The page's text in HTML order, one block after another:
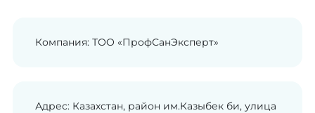
Компания: ТОО «ПрофСанЭксперт»
Адрес: Казахстан, район им.Казыбек би, улица